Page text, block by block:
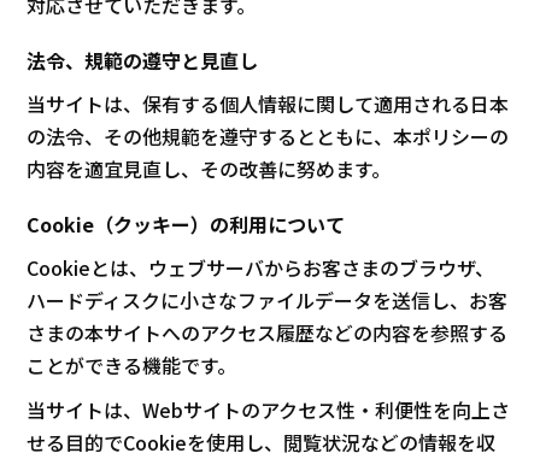
法令、規範の遵守と見直し
当サイトは、保有する個人情報に関して適用される日本
の法令、その他規範を遵守するとともに、本ポリシーの
内容を適宜見直し、その改善に努めます。
Cookie（クッキー）の利用について
Cookieとは、ウェブサーバからお客さまのブラウザ、
ハードディスクに小さなファイルデータを送信し、お客
さまの本サイトへのアクセス履歴などの内容を参照する
ことができる機能です。
当サイトは、Webサイトのアクセス性・利便性を向上さ
せる目的でCookieを使用し、閲覧状況などの情報を収